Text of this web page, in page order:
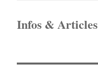
Infos & Articles